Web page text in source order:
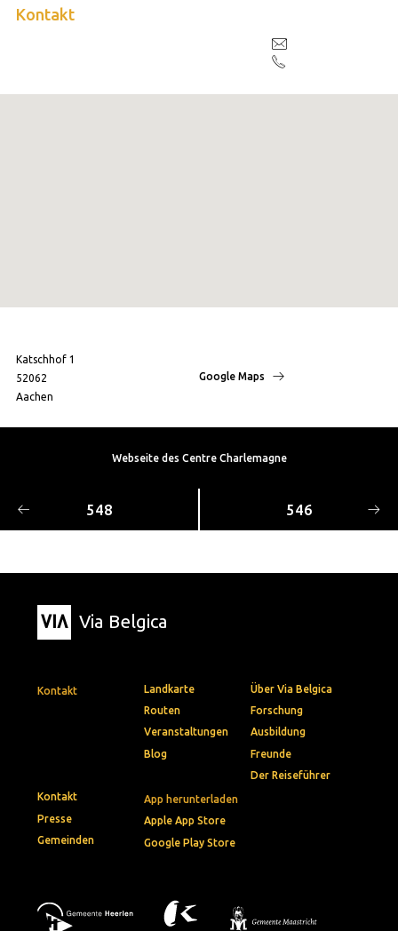
Kontakt
Katschhof 1
52062
Aachen
Google Maps
Webseite des Centre Charlemagne
548 546
Via Belgica
Kontakt
App herunterladen
Apple App Store
Google Play Store
Landkarte
Routen
Veranstaltungen
Blog
Über Via Belgica
Forschung
Ausbildung
Freunde
Der Reiseführer
Kontakt
Presse
Gemeinden